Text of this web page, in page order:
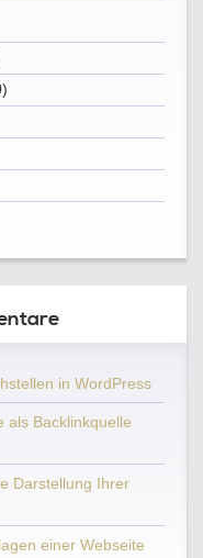
in WordPress
als Backlinkquelle
Darstellung Ihrer
einer Webseite